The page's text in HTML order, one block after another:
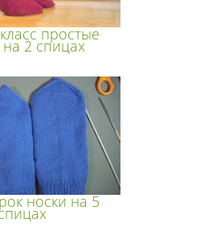
простые
2 спицах
носки на 5